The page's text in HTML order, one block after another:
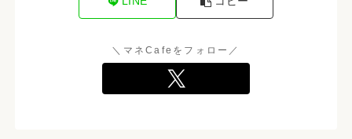
＼マネCafeをフォロー／